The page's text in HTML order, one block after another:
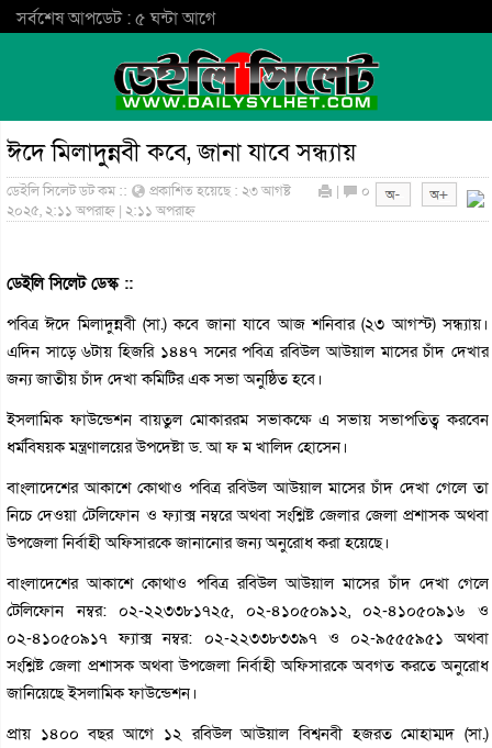
সর্বশেষ আপডেট : ৫ ঘন্টা আগে
ঈদে মিলাদুন্নবী কবে, জানা যাবে সন্ধ্যায়
ডেইলি সিলেট ডট কম ::
প্রকাশিত হয়েছে : ২৩ আগষ্ট
২০২৫, ২:১১ অপরাহ্ন | ২:১১ অপরাহ্ন
| ০
ডেইলি সিলেট ডেস্ক ::
পবিত্র ঈদে মিলাদুন্নবী (সা.) কবে জানা যাবে আজ শনিবার (২৩ আগস্ট) সন্ধ্যায়।
এদিন সাড়ে ৬টায় হিজরি ১৪৪৭ সনের পবিত্র রবিউল আউয়াল মাসের চাঁদ দেখার
জন্য জাতীয় চাঁদ দেখা কমিটির এক সভা অনুষ্ঠিত হবে।
ইসলামিক ফাউন্ডেশন বায়তুল মোকাররম সভাকক্ষে এ সভায় সভাপতিত্ব করবেন
ধর্মবিষয়ক মন্ত্রণালয়ের উপদেষ্টা ড. আ ফ ম খালিদ হোসেন।
বাংলাদেশের আকাশে কোথাও পবিত্র রবিউল আউয়াল মাসের চাঁদ দেখা গেলে তা
নিচে দেওয়া টেলিফোন ও ফ্যাক্স নম্বরে অথবা সংশ্লিষ্ট জেলার জেলা প্রশাসক অথবা
উপজেলা নির্বাহী অফিসারকে জানানোর জন্য অনুরোধ করা হয়েছে।
বাংলাদেশের আকাশে কোথাও পবিত্র রবিউল আউয়াল মাসের চাঁদ দেখা গেলে
টেলিফোন নম্বর: ০২-২২৩৩৮১৭২৫, ০২-৪১০৫০৯১২, ০২-৪১০৫০৯১৬ ও
০২-৪১০৫০৯১৭ ফ্যাক্স নম্বর: ০২-২২৩৩৮৩৩৯৭ ও ০২-৯৫৫৫৯৫১ অথবা
সংশ্লিষ্ট জেলা প্রশাসক অথবা উপজেলা নির্বাহী অফিসারকে অবগত করতে অনুরোধ
জানিয়েছে ইসলামিক ফাউন্ডেশন।
প্রায় ১৪০০ বছর আগে ১২ রবিউল আউয়াল বিশ্বনবী হজরত মোহাম্মদ (সা.)